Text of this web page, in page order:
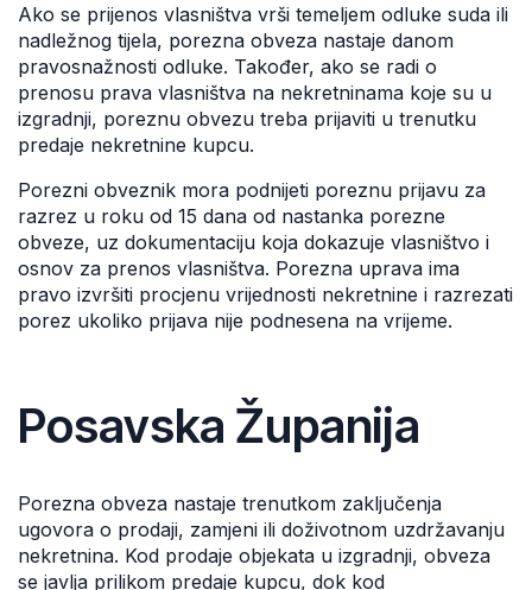
Ako se prijenos vlasništva vrši temeljem odluke suda ili
nadležnog tijela, porezna obveza nastaje danom
pravosnažnosti odluke. Također, ako se radi o
prenosu prava vlasništva na nekretninama koje su u
izgradnji, poreznu obvezu treba prijaviti u trenutku
predaje nekretnine kupcu.
Porezni obveznik mora podnijeti poreznu prijavu za
razrez u roku od 15 dana od nastanka porezne
obveze, uz dokumentaciju koja dokazuje vlasništvo i
osnov za prenos vlasništva. Porezna uprava ima
pravo izvršiti procjenu vrijednosti nekretnine i razrezati
porez ukoliko prijava nije podnesena na vrijeme.
Posavska Županija
Porezna obveza nastaje trenutkom zaključenja
ugovora o prodaji, zamjeni ili doživotnom uzdržavanju
nekretnina. Kod prodaje objekata u izgradnji, obveza
se javlja prilikom predaje kupcu, dok kod